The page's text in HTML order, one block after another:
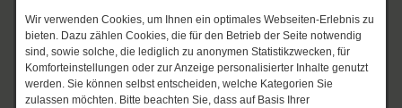
Wir verwenden Cookies, um Ihnen ein optimales Webseiten-Erlebnis zu
bieten. Dazu zählen Cookies, die für den Betrieb der Seite notwendig
sind, sowie solche, die lediglich zu anonymen Statistikzwecken, für
Komforteinstellungen oder zur Anzeige personalisierter Inhalte genutzt
werden. Sie können selbst entscheiden, welche Kategorien Sie
zulassen möchten. Bitte beachten Sie, dass auf Basis Ihrer